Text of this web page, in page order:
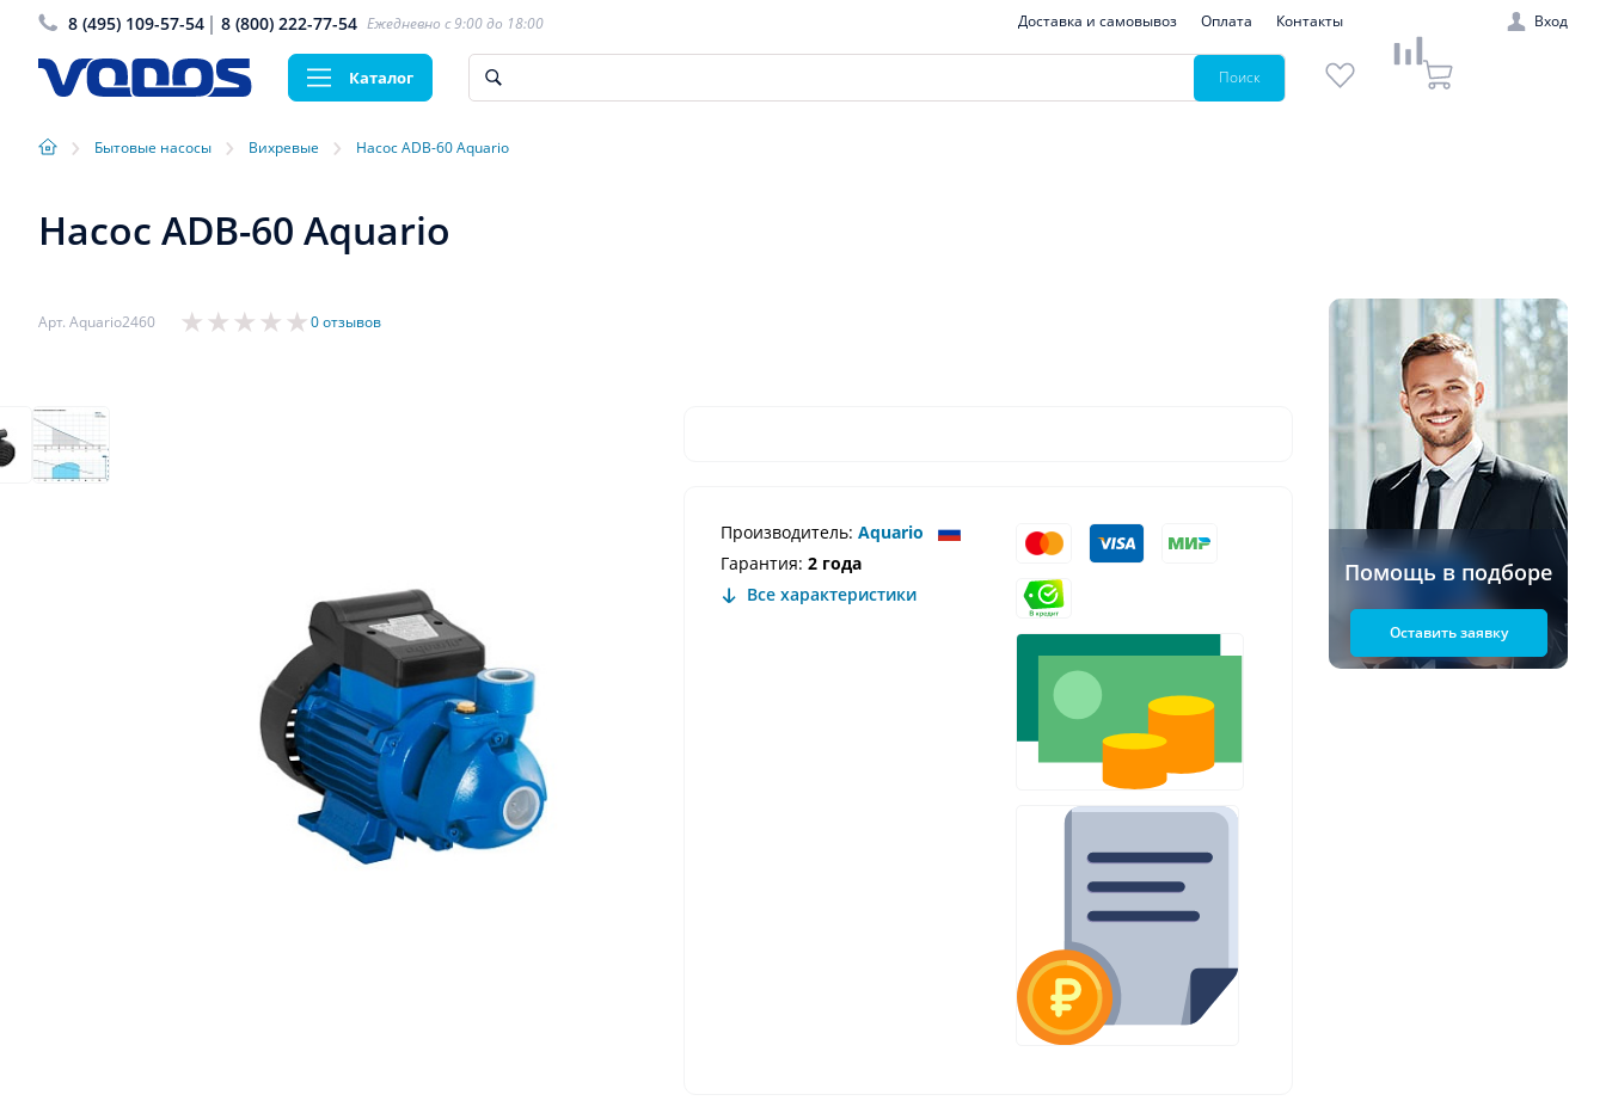
8 (495) 109-57-54 8 (800) 222-77-54 Ежедневно с 9:00 до 18:00 Доставка и самовывоз Оплата Контакты Вход
Каталог Поиск
› Бытовые насосы › Вихревые › Насос ADB-60 Aquario
Насос ADB-60 Aquario
Арт. Aquario2460 0 отзывов
Производитель: Aquario
Гарантия: 2 года
Все характеристики
Помощь в подборе
Оставить заявку